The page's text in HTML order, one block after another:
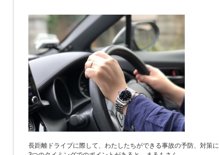
長距離ドライブに際して、わたしたちができる事故の予防、対策